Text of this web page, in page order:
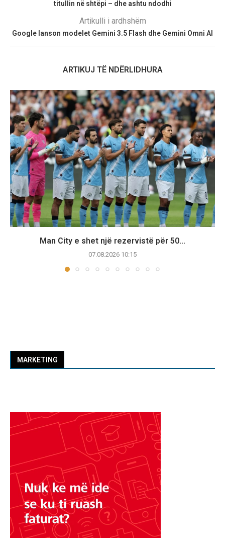
titullin në shtëpi – dhe ashtu ndodhi
Artikulli i ardhshëm
Google lanson modelet Gemini 3.5 Flash dhe Gemini Omni AI
ARTIKUJ TË NDËRLIDHURA
Man City e shet një rezervistë për 50...
07.08.2026 10:15
MARKETING